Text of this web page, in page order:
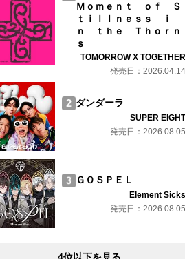
Ｍｏｍｅｎｔ ｏｆ Ｓ
ｔｉｌｌｎｅｓｓ ｉ
ｎ ｔｈｅ Ｔｈｏｒｎ
ｓ
TOMORROW X TOGETHER
発売日：2026.04.14
ダンダーラ
SUPER EIGHT
発売日：2026.08.05
ＧＯＳＰＥＬ
Element Sicks
発売日：2026.08.05